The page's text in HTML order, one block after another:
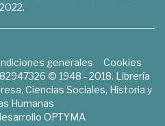
2022.
generales
Cookies
© 1948 - 2018. Librería
Ciencias Sociales, Historia y
Humanas
OPTYMA